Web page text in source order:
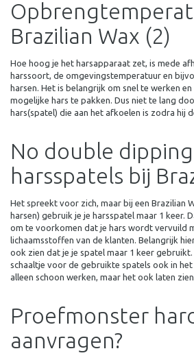
Brazilian Wax (2)
Hoe hoog je het harsapparaat zet, is mede
harssoort, de omgevingstemperatuur en
harsen. Het is belangrijk om snel te werken
mogelijke hars te pakken. Dus niet te lang
hars(spatel) die aan het afkoelen is zodra hij
No double
harsspatels bij
Het spreekt voor zich, maar bij een Brazilian
harsen) gebruik je je harsspatel maar 1 keer.
om te voorkomen dat je hars wordt vervuild
lichaamsstoffen van de klanten. Belangrijk
ook zien dat je je spatel maar 1 keer
schaaltje voor de gebruikte spatels ook in
alleen schoon werken, maar het ook laten
Proefmonster
aanvragen?